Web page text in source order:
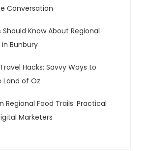
Conversation
Should Know About Regional
in Bunbury
Hacks: Savvy Ways to
Land of Oz
Regional Food Trails: Practical
Marketers